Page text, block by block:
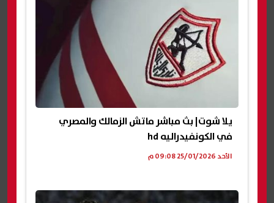
يلا شوت| بث مباشر ماتش الزمالك والمصري
في الكونفيدراليه hd
الأحد 25/01/2026 09:08 م